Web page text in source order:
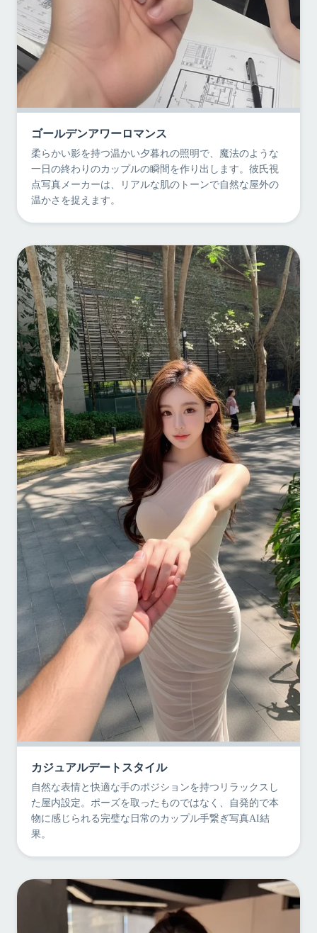
ゴールデンアワーロマンス
柔らかい影を持つ温かい夕暮れの照明で、魔法のような
一日の終わりのカップルの瞬間を作り出します。彼氏視
点写真メーカーは、リアルな肌のトーンで自然な屋外の
温かさを捉えます。
カジュアルデートスタイル
自然な表情と快適な手のポジションを持つリラックスし
た屋内設定。ポーズを取ったものではなく、自発的で本
物に感じられる完璧な日常のカップル手繋ぎ写真AI結
果。